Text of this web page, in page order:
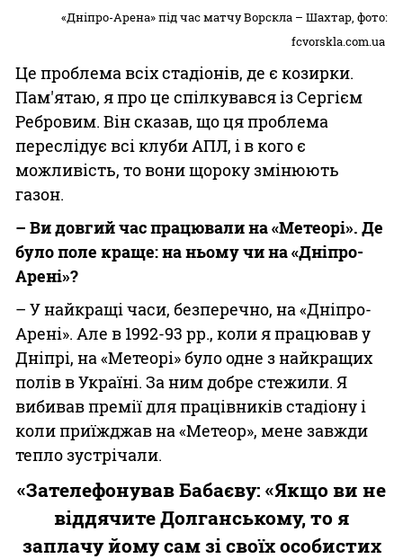
«Дніпро-Арена» під час матчу Ворскла – Шахтар, фото:
fcvorskla.com.ua
Це проблема всіх стадіонів, де є козирки.
Пам'ятаю, я про це спілкувався із Сергієм
Ребровим. Він сказав, що ця проблема
переслідує всі клуби АПЛ, і в кого є
можливість, то вони щороку змінюють
газон.
– Ви довгий час працювали на «Метеорі». Де
було поле краще: на ньому чи на «Дніпро-
Арені»?
– У найкращі часи, безперечно, на «Дніпро-
Арені». Але в 1992-93 рр., коли я працював у
Дніпрі, на «Метеорі» було одне з найкращих
полів в Україні. За ним добре стежили. Я
вибивав премії для працівників стадіону і
коли приїжджав на «Метеор», мене завжди
тепло зустрічали.
«Зателефонував Бабаєву: «Якщо ви не
віддячите Долганському, то я
заплачу йому сам зі своїх особистих